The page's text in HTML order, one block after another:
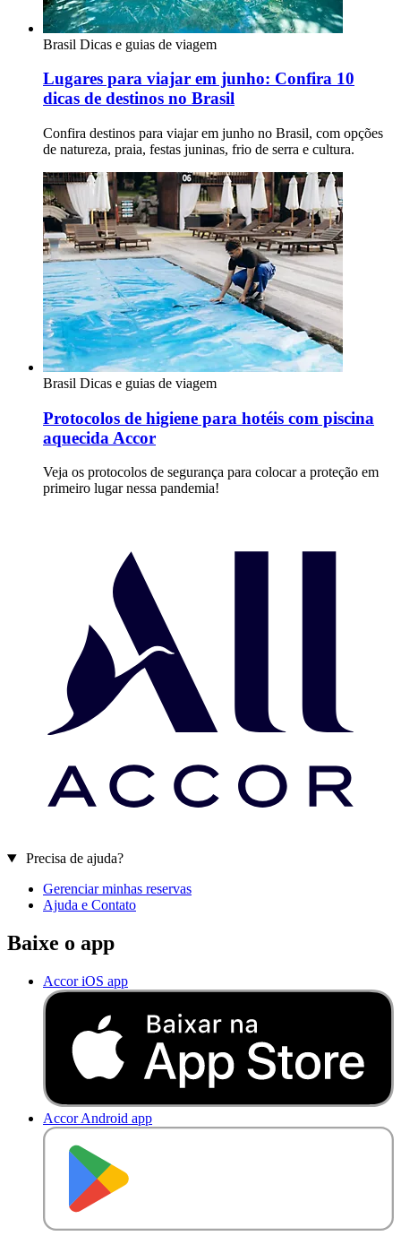
Brasil Dicas e guias de viagem
Lugares para viajar em junho: Confira 10
dicas de destinos no Brasil
Confira destinos para viajar em junho no Brasil, com opções
de natureza, praia, festas juninas, frio de serra e cultura.
Brasil Dicas e guias de viagem
Protocolos de higiene para hotéis com piscina
aquecida Accor
Veja os protocolos de segurança para colocar a proteção em
primeiro lugar nessa pandemia!
Precisa de ajuda?
Gerenciar minhas reservas
Ajuda e Contato
Baixe o app
Accor iOS app
Accor Android app